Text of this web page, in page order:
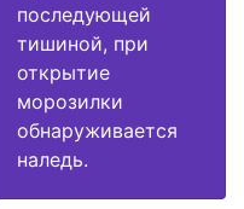
последующей
тишиной, при
открытие
морозилки
обнаруживается
наледь.